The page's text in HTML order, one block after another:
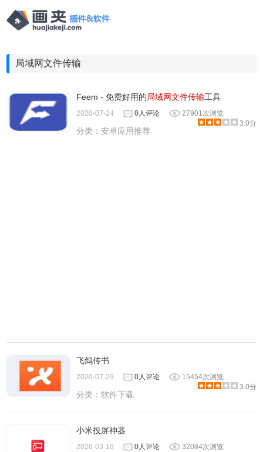
局域网文件传输
Feem - 免费好用的局域网文件传输工具
2020-07-24 0人评论
27901次浏览
3.0分
分类：安卓应用推荐
飞鸽传书
2020-07-29 0人评论
15454次浏览
3.0分
分类：软件下载
小米投屏神器
2020-03-19 0人评论
32084次浏览